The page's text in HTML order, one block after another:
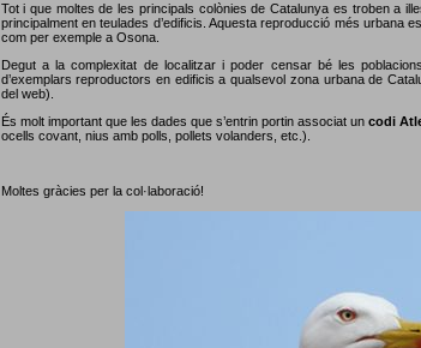
Tot i que moltes de les principals colònies de Catalunya es troben a
principalment en teulades d’edificis. Aquesta reproducció més urbana
com per exemple a Osona.
Degut a la complexitat de localitzar i poder censar bé les
d’exemplars reproductors en edificis a qualsevol zona urbana de
del web).
És molt important que les dades que s’entrin portin associat un codi
ocells covant, nius amb polls, pollets volanders, etc.).
Moltes gràcies per la col·laboració!